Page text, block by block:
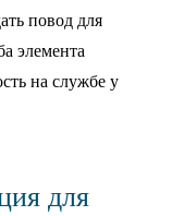
повод для
элемента
на службе у
для